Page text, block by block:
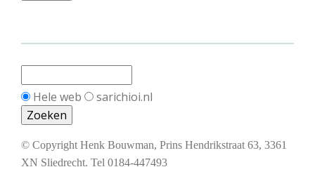
Hele web sarichioi.nl
© Copyright Henk Bouwman, Prins Hendrikstraat 63, 3361
XN Sliedrecht. Tel 0184-447493